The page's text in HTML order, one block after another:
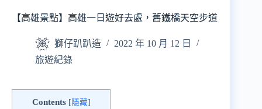
【高雄景點】高雄一日遊好去處，舊鐵橋天空步道
獅仔趴趴造
2022 年 10 月 12 日
旅遊紀錄
Contents [ 隱藏]